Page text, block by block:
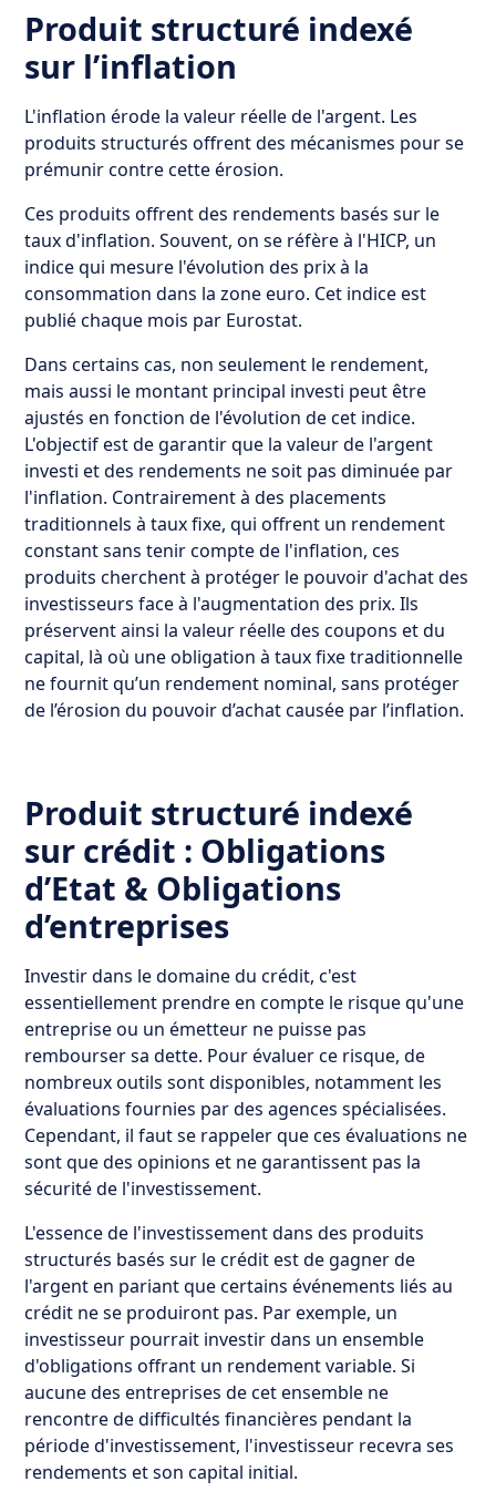
Produit structuré indexé
sur l’inflation
L'inflation érode la valeur réelle de l'argent. Les
produits structurés offrent des mécanismes pour se
prémunir contre cette érosion.
Ces produits offrent des rendements basés sur le
taux d'inflation. Souvent, on se réfère à l'HICP, un
indice qui mesure l'évolution des prix à la
consommation dans la zone euro. Cet indice est
publié chaque mois par Eurostat.
Dans certains cas, non seulement le rendement,
mais aussi le montant principal investi peut être
ajustés en fonction de l'évolution de cet indice.
L'objectif est de garantir que la valeur de l'argent
investi et des rendements ne soit pas diminuée par
l'inflation. Contrairement à des placements
traditionnels à taux fixe, qui offrent un rendement
constant sans tenir compte de l'inflation, ces
produits cherchent à protéger le pouvoir d'achat des
investisseurs face à l'augmentation des prix. Ils
préservent ainsi la valeur réelle des coupons et du
capital, là où une obligation à taux fixe traditionnelle
ne fournit qu’un rendement nominal, sans protéger
de l’érosion du pouvoir d’achat causée par l’inflation.
Produit structuré indexé
sur crédit : Obligations
d’Etat & Obligations
d’entreprises
Investir dans le domaine du crédit, c'est
essentiellement prendre en compte le risque qu'une
entreprise ou un émetteur ne puisse pas
rembourser sa dette. Pour évaluer ce risque, de
nombreux outils sont disponibles, notamment les
évaluations fournies par des agences spécialisées.
Cependant, il faut se rappeler que ces évaluations ne
sont que des opinions et ne garantissent pas la
sécurité de l'investissement.
L'essence de l'investissement dans des produits
structurés basés sur le crédit est de gagner de
l'argent en pariant que certains événements liés au
crédit ne se produiront pas. Par exemple, un
investisseur pourrait investir dans un ensemble
d'obligations offrant un rendement variable. Si
aucune des entreprises de cet ensemble ne
rencontre de difficultés financières pendant la
période d'investissement, l'investisseur recevra ses
rendements et son capital initial.